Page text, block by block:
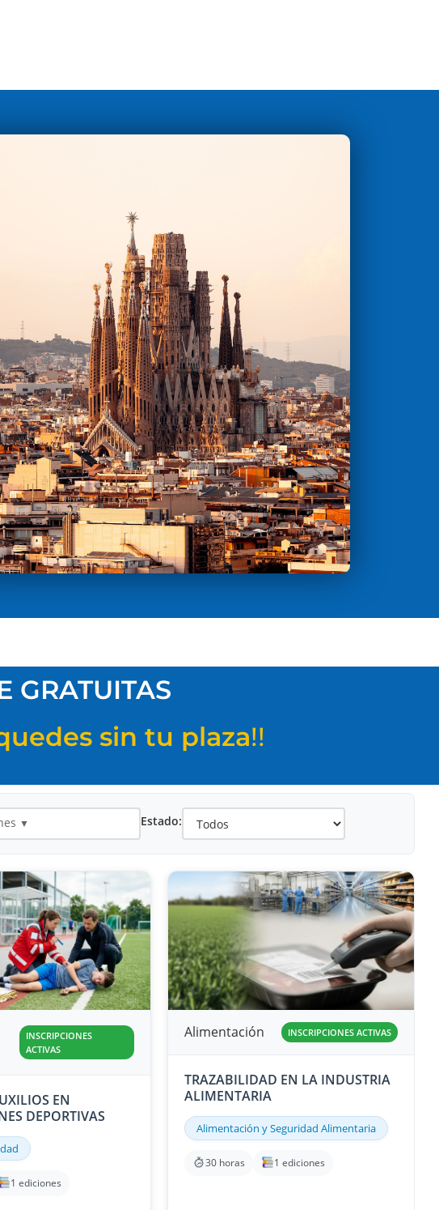
GRATUITAS
sin tu plaza!!
▼ Estado:
INSCRIPCIONES
ACTIVAS
EN
DEPORTIVAS
1 ediciones
Alimentación INSCRIPCIONES ACTIVAS
TRAZABILIDAD EN LA INDUSTRIA
ALIMENTARIA
Alimentación y Seguridad Alimentaria
30 horas 1 ediciones